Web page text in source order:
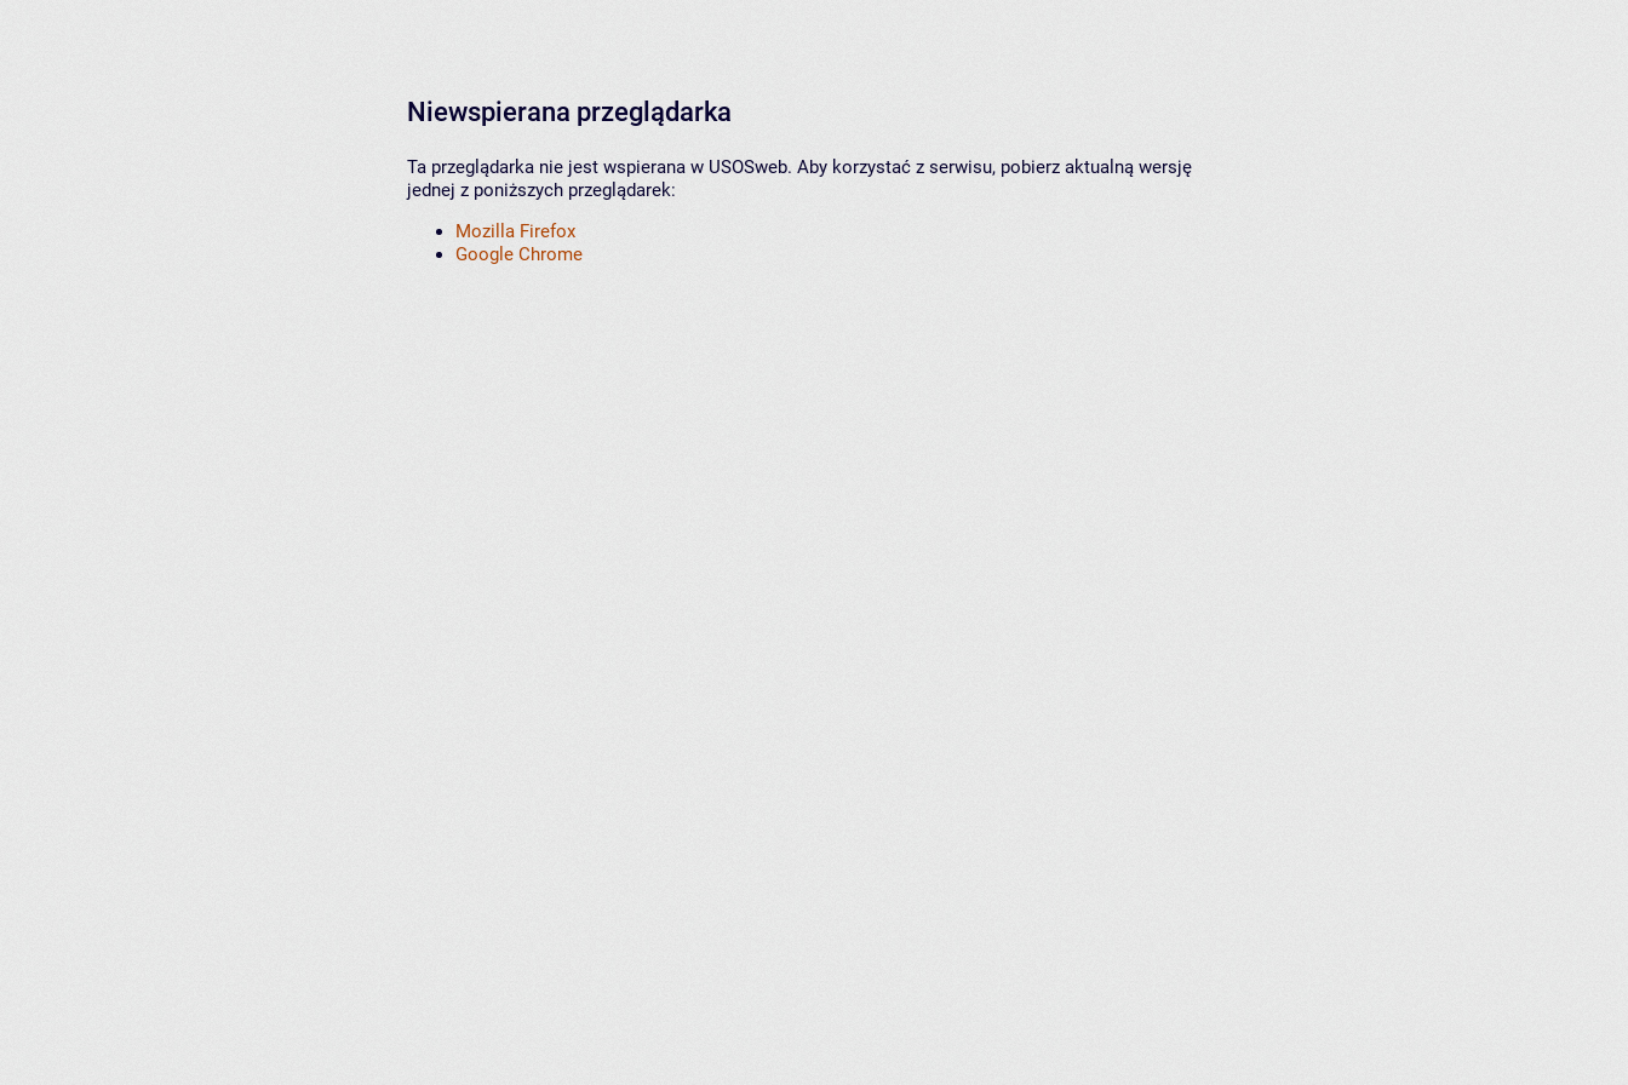
Niewspierana przeglądarka
Ta przeglądarka nie jest wspierana w USOSweb. Aby korzystać z serwisu, pobierz aktualną wersję
jednej z poniższych przeglądarek:
Mozilla Firefox
Google Chrome